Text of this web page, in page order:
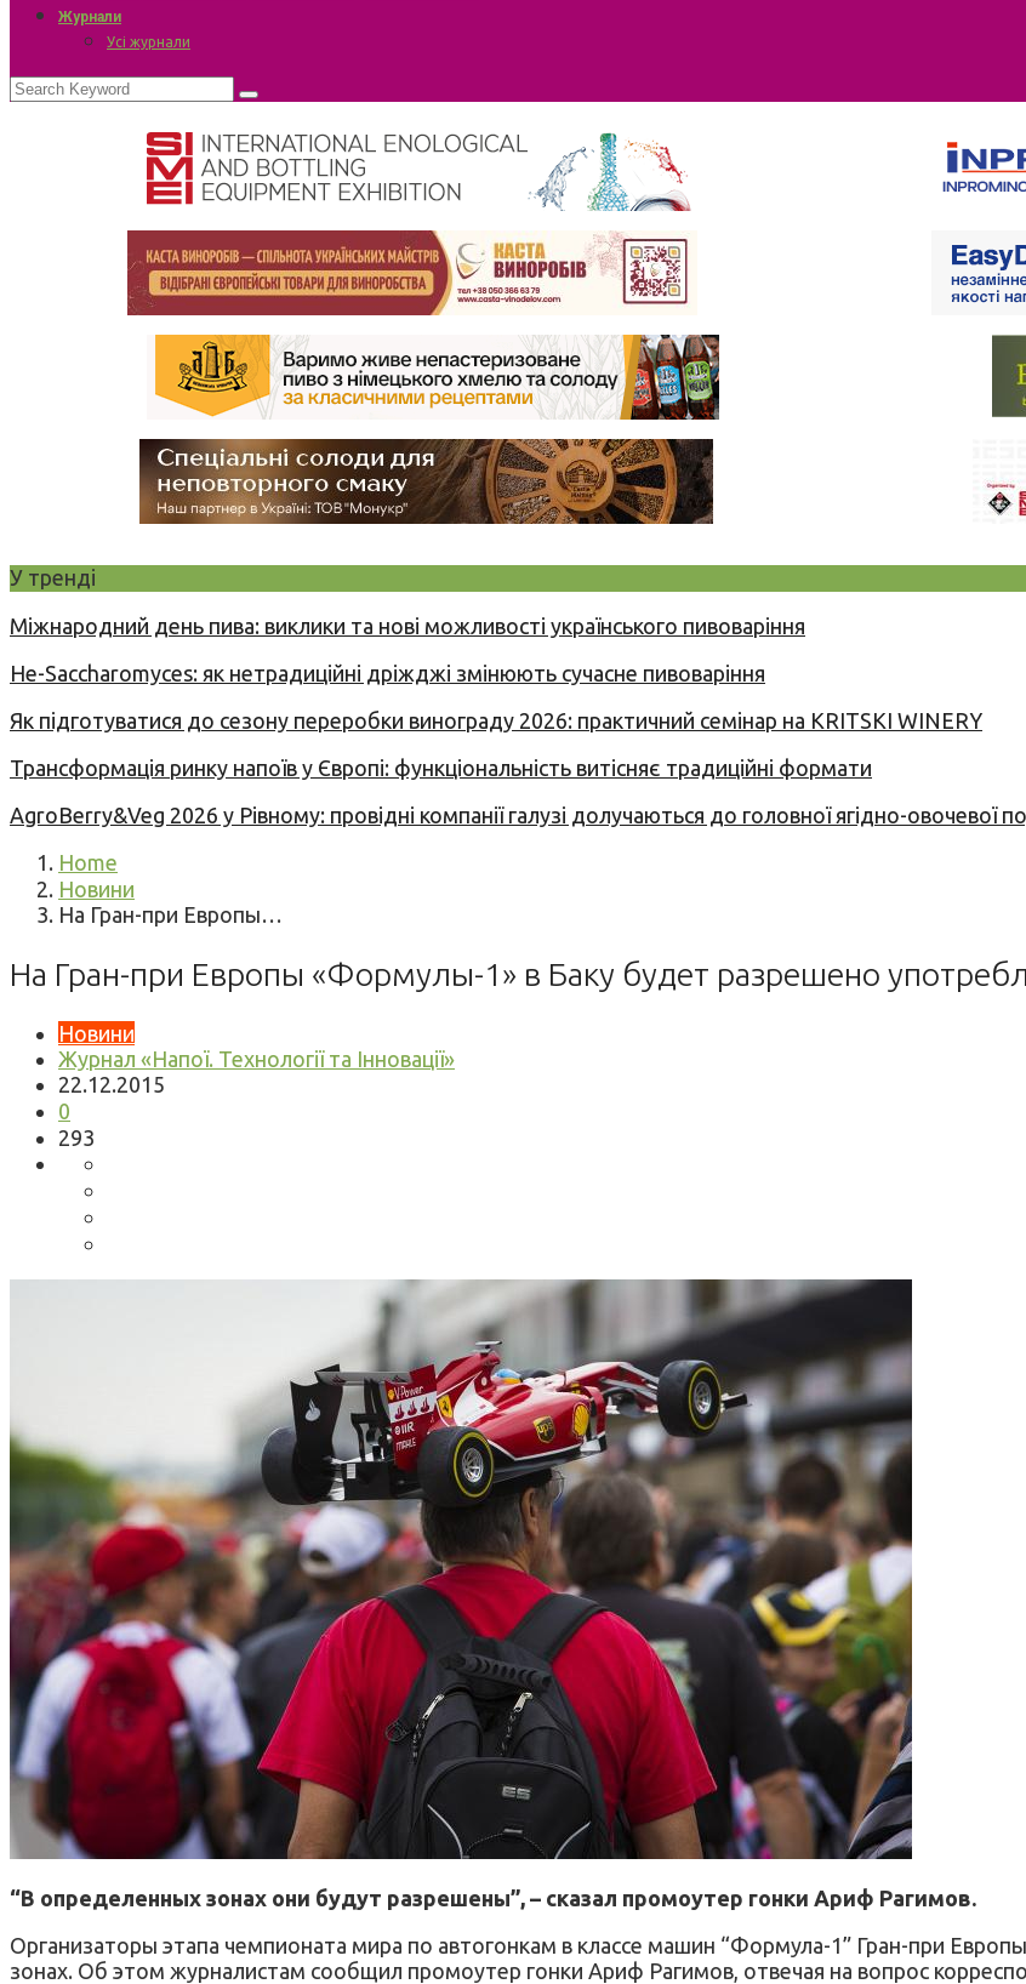
Журнали
Усі журнали
У тренді
Міжнародний день пива: виклики та нові можливості українського пивоваріння
Не-Saccharomyces: як нетрадиційні дріжджі змінюють сучасне пивоваріння
Як підготуватися до сезону переробки винограду 2026: практичний семінар на KRITSKI WINERY
Трансформація ринку напоїв у Європі: функціональність витісняє традиційні формати
AgroBerry&Veg 2026 у Рівному: провідні компанії галузі долучаються до головної ягідно-овочевої
Home
Новини
На Гран-при Европы…
На Гран-при Европы «Формулы-1» в Баку будет разрешено
Новини
Журнал «Напої. Технології та Інновації»
22.12.2015
0
293
“В определенных зонах они будут разрешены”, – сказал промоутер гонки Ариф Рагимов.
Организаторы этапа чемпионата мира по автогонкам в классе машин “Формула-1” Гран-при
зонах. Об этом журналистам сообщил промоутер гонки Ариф Рагимов, отвечая на вопрос